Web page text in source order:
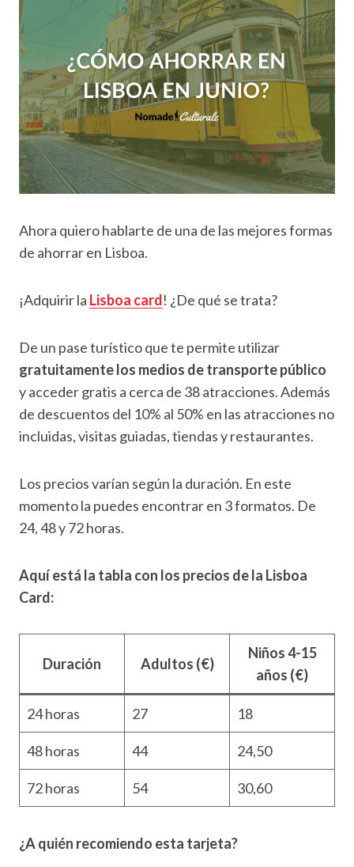
Ahora quiero hablarte de una de las mejores formas
de ahorrar en Lisboa.
¡Adquirir la Lisboa card! ¿De qué se trata?
De un pase turístico que te permite utilizar
gratuitamente los medios de transporte público
y acceder gratis a cerca de 38 atracciones. Además
de descuentos del 10% al 50% en las atracciones no
incluidas, visitas guiadas, tiendas y restaurantes.
Los precios varían según la duración. En este
momento la puedes encontrar en 3 formatos. De
24, 48 y 72 horas.
Aquí está la tabla con los precios de la Lisboa
Card:
Duración Adultos (€)
Niños 4-15
años (€)
24 horas 27 18
48 horas 44 24,50
72 horas 54 30,60
¿A quién recomiendo esta tarjeta?